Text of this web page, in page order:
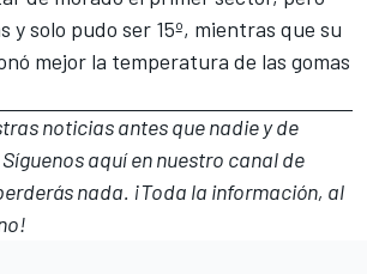
y solo pudo ser 15º, mientras que su
mejor la temperatura de las gomas
noticias antes que nadie y de
aquí en nuestro canal de
nada. ¡Toda la información, al